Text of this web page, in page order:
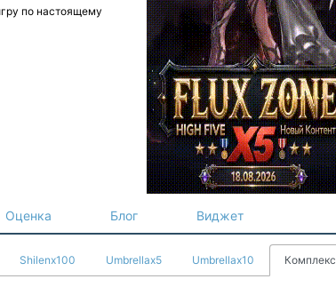
по настоящему
Оценка Блог Виджет
Shilenx100 Umbrellax5 Umbrellax10 Комплекс